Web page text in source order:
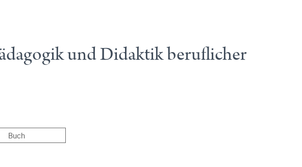
und Didaktik beruflicher
Buch